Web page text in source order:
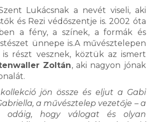
Lukácsnak a nevét viseli, aki
és Rezi védőszentje is. 2002 óta
a fény, a színek, a formák és
ünnepe is.A művésztelepen
részt vesznek, köztük az ismert
Zoltán, aki nagyon jónak
jön össze és eljut a Gabi
a művésztelep vezetője – a
odáig, hogy válogat és olyan